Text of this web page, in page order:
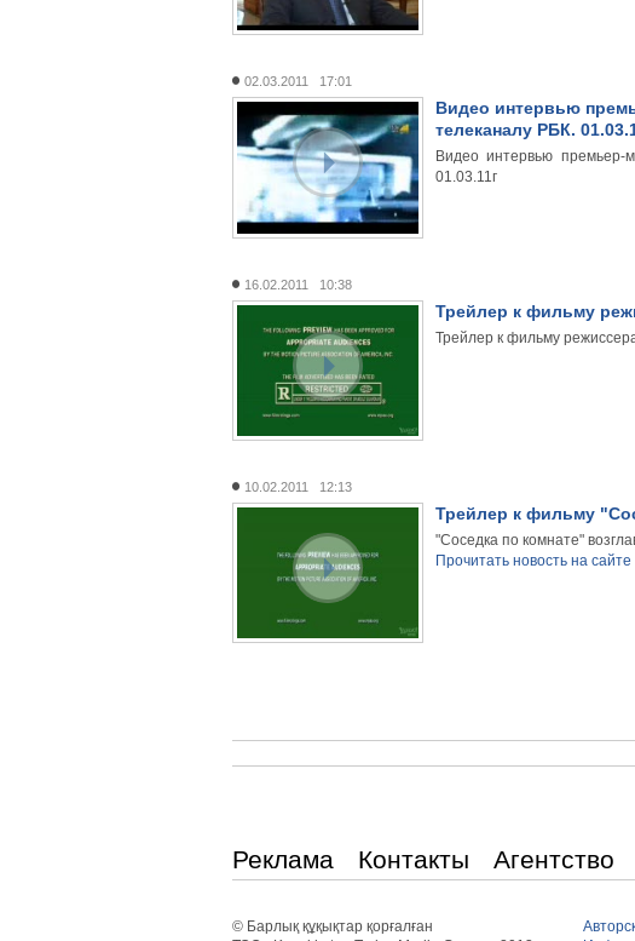
02.03.2011 17:01
Видео интервью
телеканалу РБК.
Видео интервью премьер-
01.03.11г
16.02.2011 10:38
Трейлер к фильму
Трейлер к фильму
10.02.2011 12:13
Трейлер к фильму
"Соседка по комнате"
Прочитать новость на сайте
Реклама Контакты Агентство
© Барлық құқықтар қорғалған